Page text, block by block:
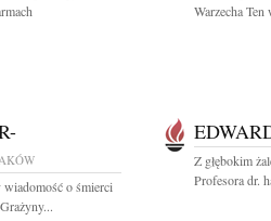
Warzecha
o śmierci
Z głębokim
Profesora dr.